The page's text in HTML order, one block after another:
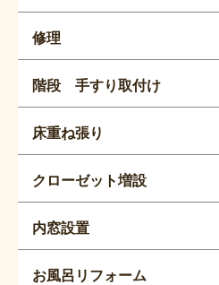
修理
階段 手すり取付け
床重ね張り
クローゼット増設
内窓設置
お風呂リフォーム